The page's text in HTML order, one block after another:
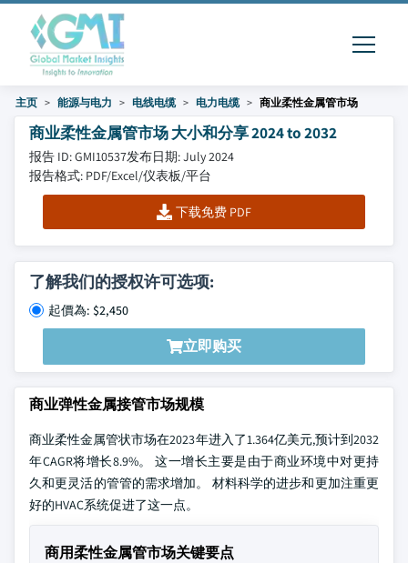
主页 能源与电力 电线电缆 电力电缆 商业柔性金属管市场
商业柔性金属管市场 大小和分享 2024 to 2032
报告 ID: GMI10537发布日期: July 2024
报告格式: PDF/Excel/仪表板/平台
下载免费 PDF
了解我们的授权许可选项:
起價為: $2,450
立即购买
商业弹性金属接管市场规模
商业柔性金属管状市场在2023年进入了1.364亿美元,预计到2032
年CAGR将增长8.9%。 这一增长主要是由于商业环境中对更持
久和更灵活的管管的需求增加。 材料科学的进步和更加注重更
好的HVAC系统促进了这一点。
商用柔性金属管市场关键要点